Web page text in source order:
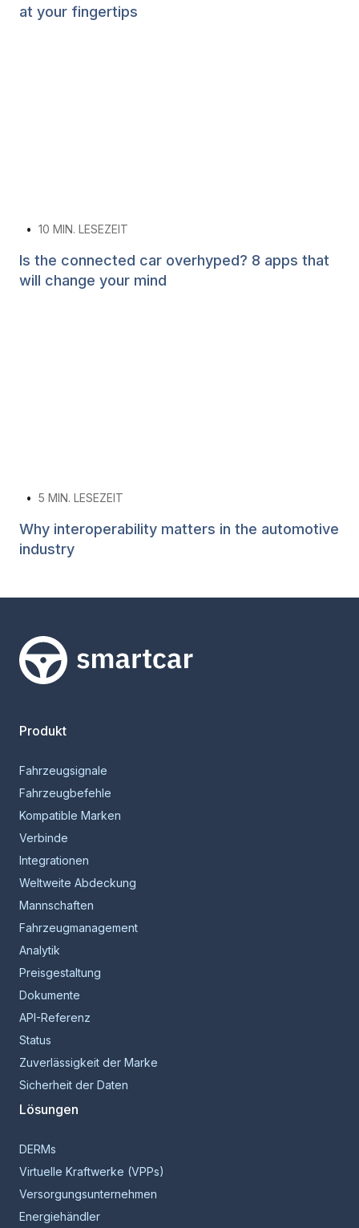
at your fingertips
• 10 MIN. LESEZEIT
Is the connected car overhyped? 8 apps that
will change your mind
• 5 MIN. LESEZEIT
Why interoperability matters in the automotive
industry
Produkt
Fahrzeugsignale
Fahrzeugbefehle
Kompatible Marken
Verbinde
Integrationen
Weltweite Abdeckung
Mannschaften
Fahrzeugmanagement
Analytik
Preisgestaltung
Dokumente
API-Referenz
Status
Zuverlässigkeit der Marke
Sicherheit der Daten
Lösungen
DERMs
Virtuelle Kraftwerke (VPPs)
Versorgungsunternehmen
Energiehändler